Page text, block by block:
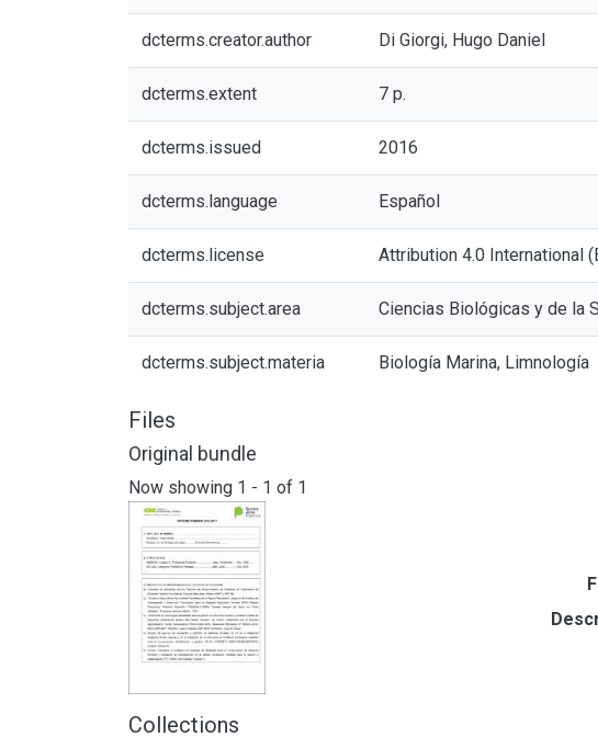
dcterms.creator.author Di Giorgi, Hugo Daniel
dcterms.extent 7 p.
dcterms.issued 2016
dcterms.language Español
dcterms.license Attribution 4.0 International
dcterms.subject.area Ciencias Biológicas y de la
dcterms.subject.materia Biología Marina, Limnología
Files
Original bundle
Now showing 1 - 1 of 1
Collections